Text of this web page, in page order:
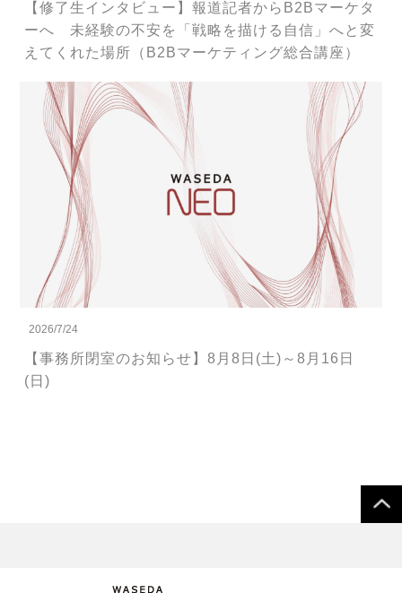
【修了生インタビュー】報道記者からB2Bマーケタ
ーへ 未経験の不安を「戦略を描ける自信」へと変
えてくれた場所（B2Bマーケティング総合講座）
2026/7/24
【事務所閉室のお知らせ】8月8日(土)～8月16日
(日)